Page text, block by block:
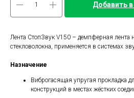
Добавить в
Лента СтопЗвук V150 – демпферная лента
стекловолокна, применяется в системах
Назначение
Виброгасящая упругая прокладка
конструкций в местах жёстких